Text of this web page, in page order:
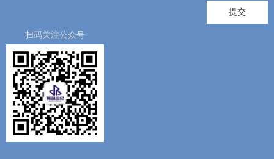
扫码关注公众号
提交